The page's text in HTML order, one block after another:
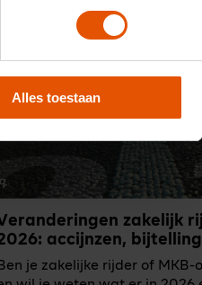
Alles toestaan
zakelijk
accijnzen, bijtelling
Ben je zakelijke rijder of MKB-